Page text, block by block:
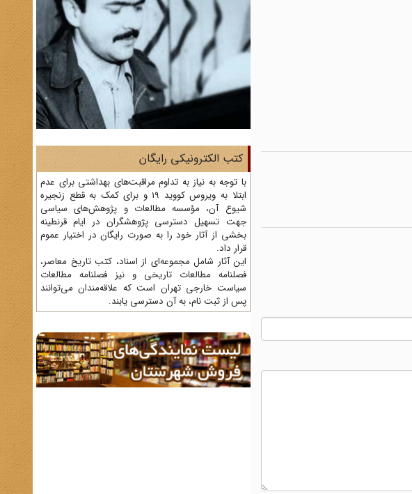
کتب الکترونیکی رایگان
با توجه به نیاز به تداوم مراقبت‌های بهداشتی برای عدم
ابتلا به ویروس کووید 19 و برای کمک به قطع زنجیره
شیوع آن، مؤسسه مطالعات و پژوهش‌های سیاسی
جهت تسهیل دسترسی پژوهشگران در ایام قرنطینه
بخشی از آثار خود را به صورت رایگان در اختیار عموم
قرار داد.
این آثار شامل مجموعه‌ای از اسناد، کتب تاریخ معاصر،
فصلنامه‌ مطالعات تاریخی و نیز فصلنامه مطالعات
سیاست خارجی تهران است که علاقه‌مندان می‌توانند
پس از ثبت نام، به آن دسترسی یابند.